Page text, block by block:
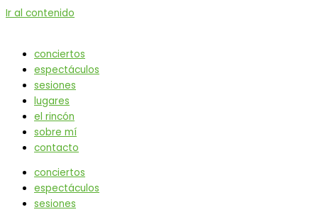
Ir al contenido
conciertos
espectáculos
sesiones
lugares
el rincón
sobre mí
contacto
conciertos
espectáculos
sesiones